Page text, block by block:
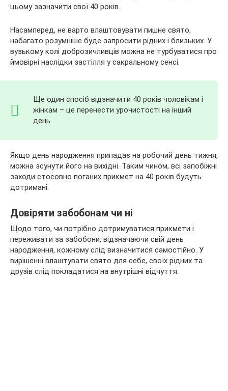
цьому зазначити свої 40 років.
Насамперед, не варто влаштовувати пишне свято,
набагато розумніше буде запросити рідних і близьких. У
вузькому колі доброзичливців можна не турбуватися про
ймовірні наслідки застілля у сакральному сенсі.
Ще один спосіб відзначити 40 років чоловікам і
жінкам – це перенести урочистості на інший
день.
Якщо день народження припадає на робочий день тижня,
можна зсунути його на вихідні. Таким чином, всі запобіжні
заходи стосовно поганих прикмет на 40 років будуть
дотримані.
Довіряти забобонам чи ні
Щодо того, чи потрібно дотримуватися прикмети і
переживати за забобони, відзначаючи свій день
народження, кожному слід визначитися самостійно. У
вирішенні влаштувати свято для себе, своїх рідних та
друзів слід покладатися на внутрішні відчуття.